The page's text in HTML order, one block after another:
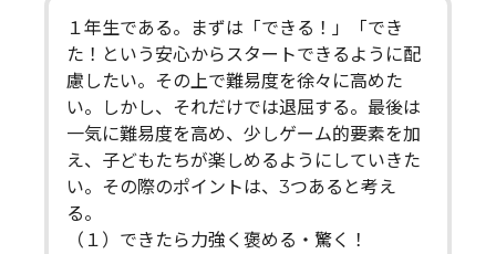
１年生である。まずは「できる！」「でき
た！という安心からスタートできるように配
慮したい。その上で難易度を徐々に高めた
い。しかし、それだけでは退屈する。最後は
一気に難易度を高め、少しゲーム的要素を加
え、子どもたちが楽しめるようにしていきた
い。その際のポイントは、3つあると考え
る。
（１）できたら力強く褒める・驚く！